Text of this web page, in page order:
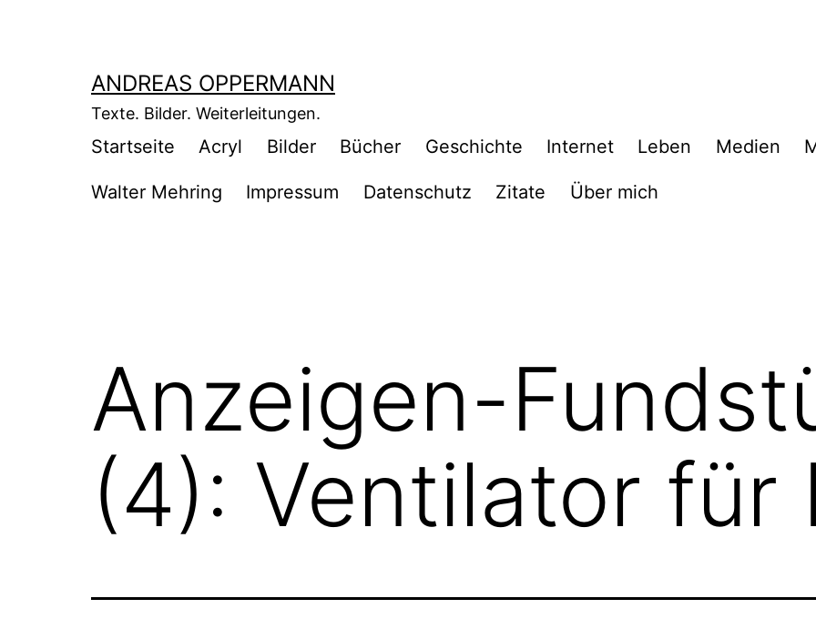
ANDREAS OPPERMANN
Texte. Bilder. Weiterleitungen.
Startseite Acryl Bilder Bücher Geschichte Internet Leben Medien
Walter Mehring Impressum Datenschutz Zitate Über mich
Anzeigen-
(4): Ventilator für